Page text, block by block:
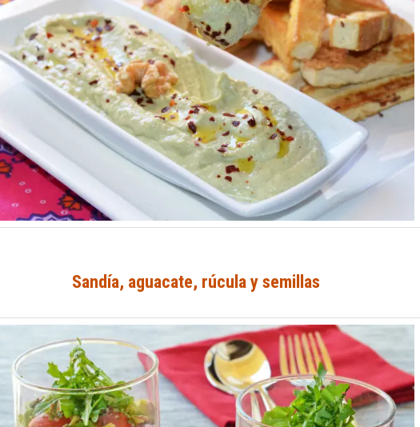
Sandía, aguacate, rúcula y semillas